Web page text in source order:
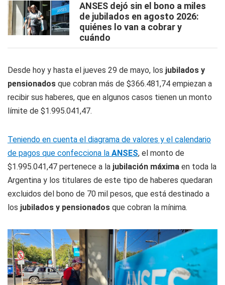
ANSES dejó sin el bono a miles
de jubilados en agosto 2026:
quiénes lo van a cobrar y
cuándo
Desde hoy y hasta el jueves 29 de mayo, los jubilados y
pensionados que cobran más de $366.481,74 empiezan a
recibir sus haberes, que en algunos casos tienen un monto
límite de $1.995.041,47.
Teniendo en cuenta el diagrama de valores y el calendario
de pagos que confecciona la ANSES, el monto de
$1.995.041,47 pertenece a la jubilación máxima en toda la
Argentina y los titulares de este tipo de haberes quedaran
excluidos del bono de 70 mil pesos, que está destinado a
los jubilados y pensionados que cobran la mínima.